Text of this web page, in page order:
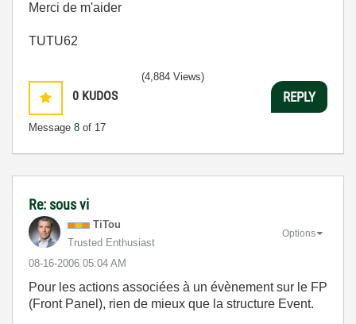
Merci de m'aider
TUTU62
0 KUDOS
Message 8 of 17
(4,884 Views)
REPLY
Re: sous vi
TiTou
Trusted Enthusiast
‎08-16-2006 05:04 AM
Options
Pour les actions associées à un évènement sur le FP
(Front Panel), rien de mieux que la structure Event.